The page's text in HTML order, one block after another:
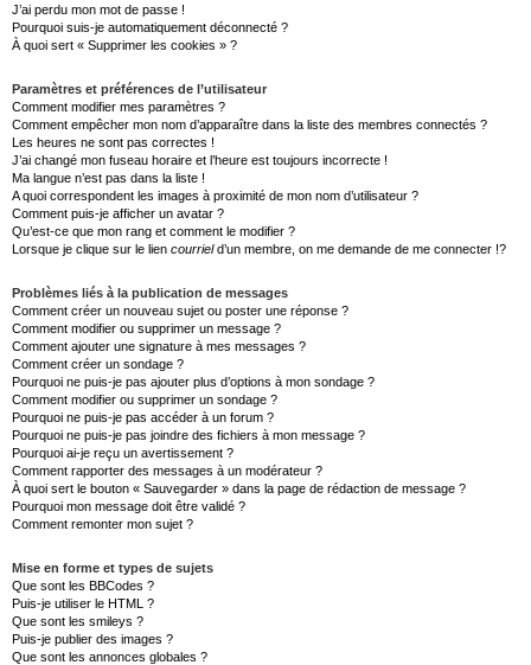
J’ai perdu mon mot de passe !
Pourquoi suis-je automatiquement déconnecté ?
À quoi sert « Supprimer les cookies » ?
Paramètres et préférences de l’utilisateur
Comment modifier mes paramètres ?
Comment empêcher mon nom d’apparaître dans la liste des membres connectés ?
Les heures ne sont pas correctes !
J’ai changé mon fuseau horaire et l’heure est toujours incorrecte !
Ma langue n’est pas dans la liste !
A quoi correspondent les images à proximité de mon nom d’utilisateur ?
Comment puis-je afficher un avatar ?
Qu’est-ce que mon rang et comment le modifier ?
Lorsque je clique sur le lien courrield’un membre, on me demande de me connecter !?
Problèmes liés à la publication de messages
Comment créer un nouveau sujet ou poster une réponse ?
Comment modifier ou supprimer un message ?
Comment ajouter une signature à mes messages ?
Comment créer un sondage ?
Pourquoi ne puis-je pas ajouter plus d’options à mon sondage ?
Comment modifier ou supprimer un sondage ?
Pourquoi ne puis-je pas accéder à un forum ?
Pourquoi ne puis-je pas joindre des fichiers à mon message ?
Pourquoi ai-je reçu un avertissement ?
Comment rapporter des messages à un modérateur ?
À quoi sert le bouton « Sauvegarder » dans la page de rédaction de message ?
Pourquoi mon message doit être validé ?
Comment remonter mon sujet ?
Mise en forme et types de sujets
Que sont les BBCodes ?
Puis-je utiliser le HTML ?
Que sont les smileys ?
Puis-je publier des images ?
Que sont les annonces globales ?